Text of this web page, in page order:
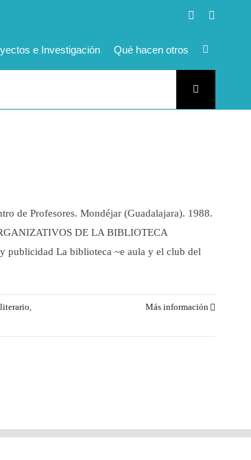
Facebook
e Investigación Qué hacen otros
de Profesores. Mondéjar (Guadalajara). 1988.
DE LA BIBLIOTECA
publicidad La biblioteca ~e aula y el club del
,
Más información